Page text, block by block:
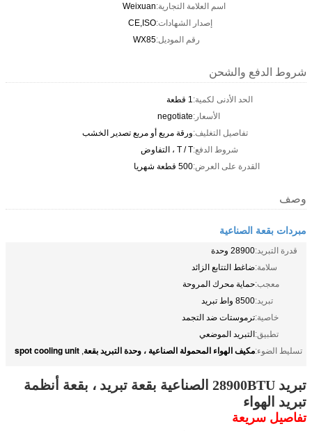
اسم العلامة التجارية:Weixuan
إصدار الشهادات:CE,ISO
رقم الموديل:WX85
شروط الدفع والشحن
الحد الأدنى لكمية:1 قطعة
الأسعار:negotiate
تفاصيل التغليف:ورقة مربع أو مربع تصدير الخشب
شروط الدفع:T / T ، التفاوض
القدرة على العرض:500 قطعة شهريا
وصف
مبردات بقعة الصناعية
قدرة التبريد:28900 وحدة
سلامة:ضاغط التتابع الزائد
معجب:حماية محرك المروحة
تبريد:8500 واط تبريد
خاصية:ترموستات ضد التجمد
تطبيق:التبريد الموضعي
تسليط الضوء:مكيف الهواء المحمولة الصناعية ، وحدة التبريد بقعة,
spot cooling unit
تبريد 28900BTU الصناعية بقعة تبريد ، بقعة أنظمة
تبريد الهواء
تفاصيل سريعة